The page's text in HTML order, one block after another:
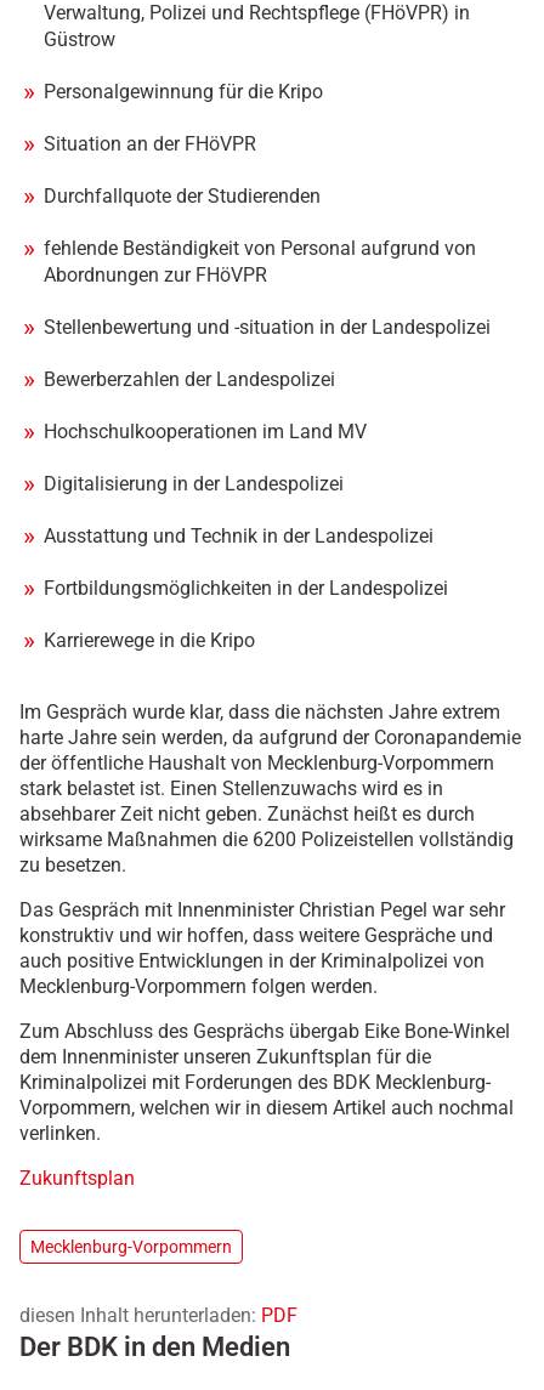
Verwaltung, Polizei und Rechtspflege (FHöVPR) in
Güstrow
Personalgewinnung für die Kripo
Situation an der FHöVPR
Durchfallquote der Studierenden
fehlende Beständigkeit von Personal aufgrund von
Abordnungen zur FHöVPR
Stellenbewertung und -situation in der Landespolizei
Bewerberzahlen der Landespolizei
Hochschulkooperationen im Land MV
Digitalisierung in der Landespolizei
Ausstattung und Technik in der Landespolizei
Fortbildungsmöglichkeiten in der Landespolizei
Karrierewege in die Kripo
Im Gespräch wurde klar, dass die nächsten Jahre extrem
harte Jahre sein werden, da aufgrund der Coronapandemie
der öffentliche Haushalt von Mecklenburg-Vorpommern
stark belastet ist. Einen Stellenzuwachs wird es in
absehbarer Zeit nicht geben. Zunächst heißt es durch
wirksame Maßnahmen die 6200 Polizeistellen vollständig
zu besetzen.
Das Gespräch mit Innenminister Christian Pegel war sehr
konstruktiv und wir hoffen, dass weitere Gespräche und
auch positive Entwicklungen in der Kriminalpolizei von
Mecklenburg-Vorpommern folgen werden.
Zum Abschluss des Gesprächs übergab Eike Bone-Winkel
dem Innenminister unseren Zukunftsplan für die
Kriminalpolizei mit Forderungen des BDK Mecklenburg-
Vorpommern, welchen wir in diesem Artikel auch nochmal
verlinken.
Zukunftsplan
Mecklenburg-Vorpommern
diesen Inhalt herunterladen: PDF
Der BDK in den Medien